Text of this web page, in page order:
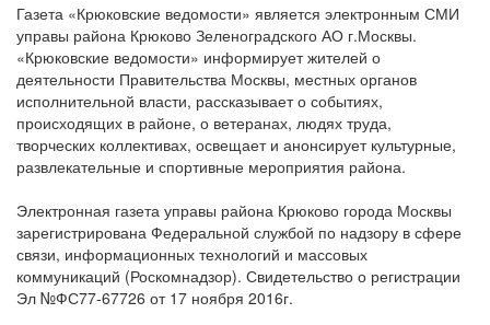
Газета «Крюковские ведомости» является электронным СМИ
управы района Крюково Зеленоградского АО г.Москвы.
«Крюковские ведомости» информирует жителей о
деятельности Правительства Москвы, местных органов
исполнительной власти, рассказывает о событиях,
происходящих в районе, о ветеранах, людях труда,
творческих коллективах, освещает и анонсирует культурные,
развлекательные и спортивные мероприятия района.
Электронная газета управы района Крюково города Москвы
зарегистрирована Федеральной службой по надзору в сфере
связи, информационных технологий и массовых
коммуникаций (Роскомнадзор). Свидетельство о регистрации
Эл №ФС77-67726 от 17 ноября 2016г.